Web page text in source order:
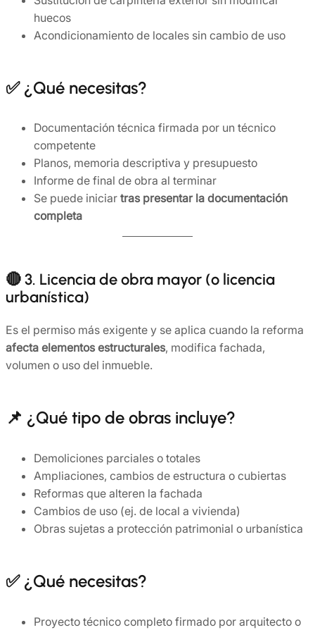
huecos
Acondicionamiento de locales sin cambio de uso
✅ ¿Qué necesitas?
Documentación técnica firmada por un técnico
competente
Planos, memoria descriptiva y presupuesto
Informe de final de obra al terminar
Se puede iniciar tras presentar la documentación
completa
🔴 3. Licencia de obra mayor (o licencia
urbanística)
Es el permiso más exigente y se aplica cuando la reforma
afecta elementos estructurales, modifica fachada,
volumen o uso del inmueble.
📌 ¿Qué tipo de obras incluye?
Demoliciones parciales o totales
Ampliaciones, cambios de estructura o cubiertas
Reformas que alteren la fachada
Cambios de uso (ej. de local a vivienda)
Obras sujetas a protección patrimonial o urbanística
✅ ¿Qué necesitas?
Proyecto técnico completo firmado por arquitecto o